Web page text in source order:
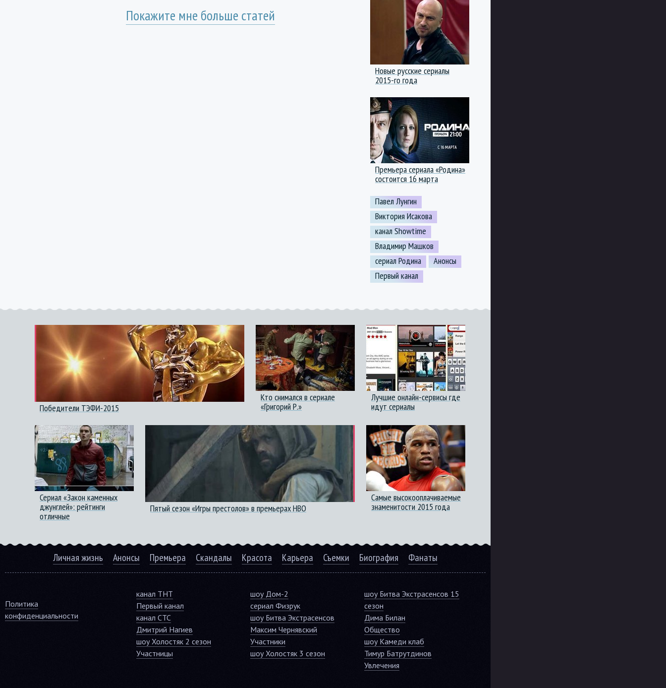
Покажите мне больше статей
Новые русские сериалы
2015-го года
Премьера сериала «Родина»
состоится 16 марта
Павел Лунгин
Виктория Исакова
канал Showtime
Владимир Машков
сериал Родина
Анонсы
Первый канал
Победители ТЭФИ-2015
Кто снимался в сериале
«Григорий Р.»
Лучшие онлайн-сервисы где
идут сериалы
Сериал «Закон каменных
джунглей»: рейтинги
отличные
Пятый сезон «Игры престолов» в премьерах HBO
Самые высокооплачиваемые
знаменитости 2015 года
Личная жизнь Анонсы Премьера Скандалы Красота Карьера Съемки Биография Фанаты
Политика
конфиденциальности
канал ТНТ
Первый канал
канал СТС
Дмитрий Нагиев
шоу Холостяк 2 сезон
Участницы
шоу Дом-2
сериал Физрук
шоу Битва Экстрасенсов
Максим Чернявский
Участники
шоу Холостяк 3 сезон
шоу Битва Экстрасенсов 15
сезон
Дима Билан
Общество
шоу Камеди клаб
Тимур Батрутдинов
Увлечения